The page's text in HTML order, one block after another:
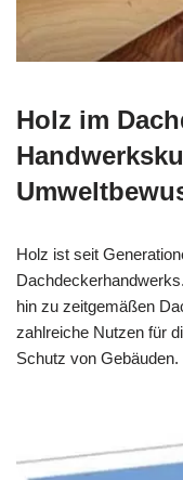
Holz im
Holz ist seit
hin zu zeitgemäßen
zahlreiche Nutzen für
Schutz von Gebäuden.